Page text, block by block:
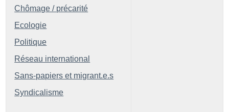
Chômage / précarité
Ecologie
Politique
Réseau international
Sans-papiers et migrant.e.s
Syndicalisme